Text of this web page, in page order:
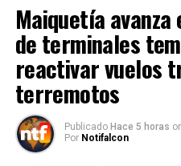
Maiquetía
de terminales
reactivar vuelos
terremotos
Publicado Hace 5 horas
Por Notifalcon